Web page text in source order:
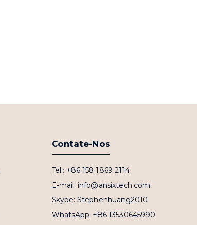
Contate-Nos
Tel.: +86 158 1869 2114
E-mail: info@ansixtech.com
Skype: Stephenhuang2010
WhatsApp: +86 13530645990